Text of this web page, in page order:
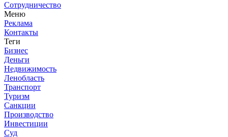
Сотрудничество
Меню
Реклама
Контакты
Теги
Бизнес
Деньги
Недвижимость
Ленобласть
Транспорт
Туризм
Санкции
Производство
Инвестиции
Суд